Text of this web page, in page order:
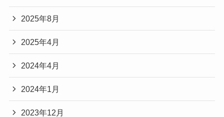
2025年8月
2025年4月
2024年4月
2024年1月
2023年12月